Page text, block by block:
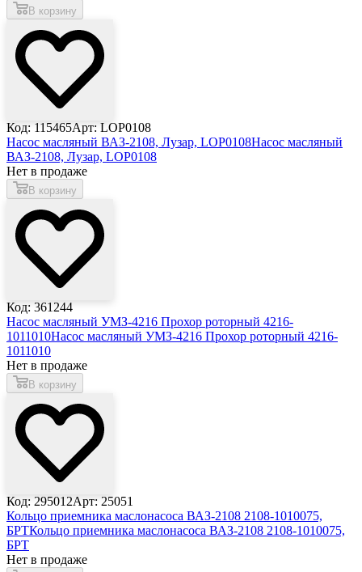
В корзину
Код: 115465Арт: LOP0108
Насос масляный ВАЗ-2108, Лузар, LOP0108Насос масляный
ВАЗ-2108, Лузар, LOP0108
Нет в продаже
В корзину
Код: 361244
Насос масляный УМЗ-4216 Прохор роторный 4216-
1011010Насос масляный УМЗ-4216 Прохор роторный 4216-
1011010
Нет в продаже
В корзину
Код: 295012Арт: 25051
Кольцо приемника маслонасоса ВАЗ-2108 2108-1010075,
БРТКольцо приемника маслонасоса ВАЗ-2108 2108-1010075,
БРТ
Нет в продаже